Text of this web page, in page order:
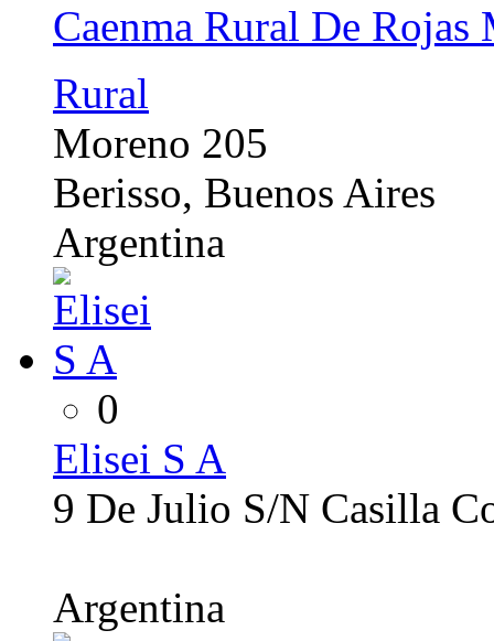
Caenma Rural De Rojas
Rural
Moreno 205
Berisso, Buenos Aires
Argentina
0
Elisei S A
9 De Julio S/N Casilla
Argentina